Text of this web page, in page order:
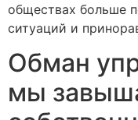
обществах больше
ситуаций и
Обман
мы